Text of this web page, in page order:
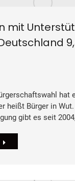
mit
hat
heißt Bürger in
gibt es seit